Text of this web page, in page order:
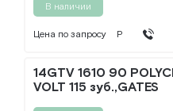
В наличии
Цена по запросу Р
14GTV 1610 90
VOLT 115 зуб.,GATES